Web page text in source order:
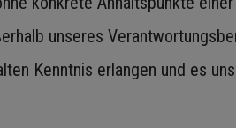
unseres
Kenntnis erlangen und es